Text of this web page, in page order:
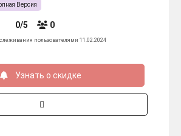
Версия
0/5 0
пользователями 11.02.2024
Узнать о скидке